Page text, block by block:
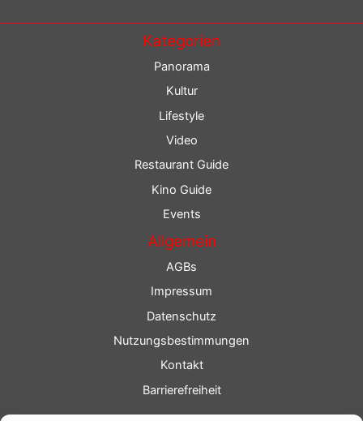
Kategorien
Panorama
Kultur
Lifestyle
Video
Restaurant Guide
Kino Guide
Events
Allgemein
AGBs
Impressum
Datenschutz
Nutzungsbestimmungen
Kontakt
Barrierefreiheit